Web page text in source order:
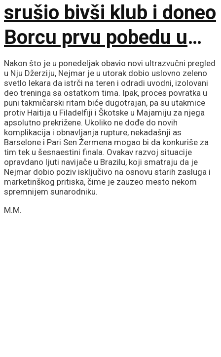
srušio bivši klub i doneo
Borcu prvu pobedu u
sezoni!
Nakon što je u ponedeljak obavio novi ultrazvučni pregled
u Nju Džerziju, Nejmar je u utorak dobio uslovno zeleno
svetlo lekara da istrči na teren i odradi uvodni, izolovani
deo treninga sa ostatkom tima. Ipak, proces povratka u
puni takmičarski ritam biće dugotrajan, pa su utakmice
protiv Haitija u Filadelfiji i Škotske u Majamiju za njega
apsolutno prekrižene. Ukoliko ne dođe do novih
komplikacija i obnavljanja rupture, nekadašnji as
Barselone i Pari Sen Žermena mogao bi da konkuriše za
tim tek u šesnaestini finala. Ovakav razvoj situacije
opravdano ljuti navijače u Brazilu, koji smatraju da je
Nejmar dobio poziv isključivo na osnovu starih zasluga i
marketinškog pritiska, čime je zauzeo mesto nekom
spremnijem sunarodniku.
M.M.